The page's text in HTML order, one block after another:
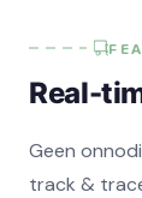
Real-
Geen
track &